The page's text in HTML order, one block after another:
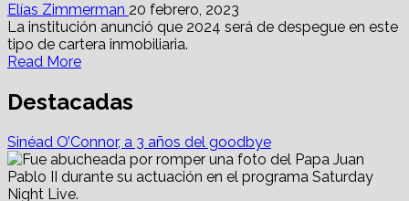
Elías Zimmerman 20 febrero, 2023
La institución anunció que 2024 será de despegue en este
tipo de cartera inmobiliaria.
Read MoreRead
about
<strong>Bancoppel
alianzas
con
proptech
Destacadas
Sinéad O’Connor, a 3 años del goodbye